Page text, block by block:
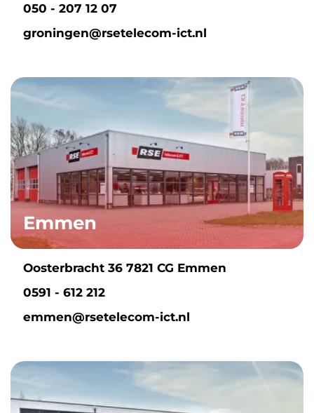
050 - 207 12 07
groningen@rsetelecom-ict.nl
Emmen
Oosterbracht 36 7821 CG Emmen
0591 - 612 212
emmen@rsetelecom-ict.nl